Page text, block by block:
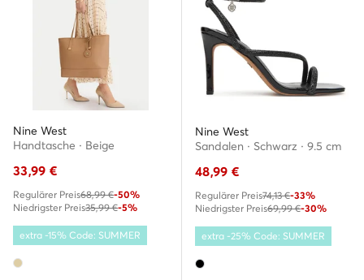
Nine West
Handtasche · Beige
33,99 €
Regulärer Preis68,99 €-50%
Niedrigster Preis35,99 €-5%
extra -15% Code: SUMMER
Nine West
Sandalen · Schwarz · 9.5 cm
48,99 €
Regulärer Preis74,13 €-33%
Niedrigster Preis69,99 €-30%
extra -25% Code: SUMMER